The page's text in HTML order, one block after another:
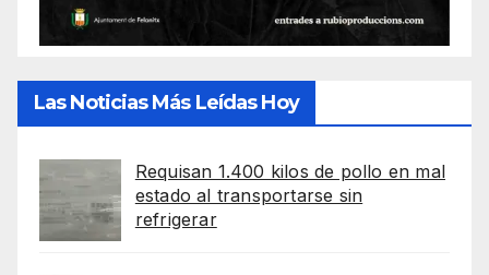
Las Noticias Más Leídas Hoy
Requisan 1.400 kilos de pollo en mal
estado al transportarse sin
refrigerar